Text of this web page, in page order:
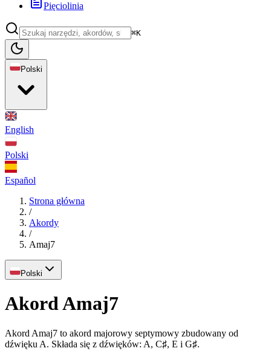
Pięciolinia
⌘K
Polski
English
Polski
Español
Strona główna
/
Akordy
/
Amaj7
Polski
Akord Amaj7
Akord Amaj7 to akord majorowy septymowy zbudowany od
dźwięku A. Składa się z dźwięków: A, C♯, E i G♯.